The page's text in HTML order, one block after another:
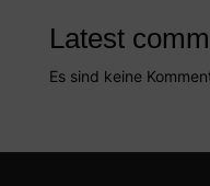
Latest
Es sind keine